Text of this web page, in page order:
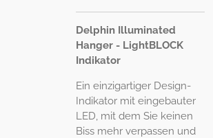
Delphin Illuminated
Hanger - LightBLOCK
Indikator
Ein einzigartiger Design-
Indikator mit eingebauter
LED, mit dem Sie keinen
Biss mehr verpassen und